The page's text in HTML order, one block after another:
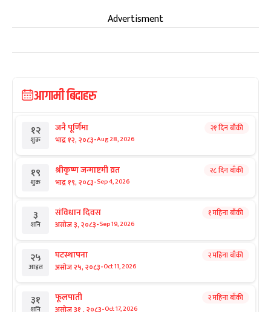
Advertisment
आगामी बिदाहरु
१२
शुक्र
जनै पूर्णिमा
भाद्र १२, २०८३-Aug 28, 2026
२१ दिन बाँकी
१९
शुक्र
श्रीकृष्ण जन्माष्टमी व्रत
भाद्र १९, २०८३-Sep 4, 2026
२८ दिन बाँकी
३
शनि
संविधान दिवस
असोज ३, २०८३-Sep 19, 2026
१ महिना बाँकी
२५
आइत
घटस्थापना
असोज २५, २०८३-Oct 11, 2026
२ महिना बाँकी
३१
शनि
फूलपाती
असोज ३१ , २०८३ Oct 17, 2026
२ महिना बाँकी